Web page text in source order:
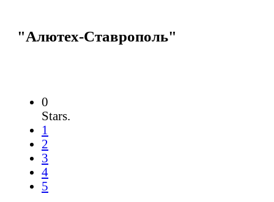
"Алютех-Ставрополь"
0
Stars.
1
2
3
4
5